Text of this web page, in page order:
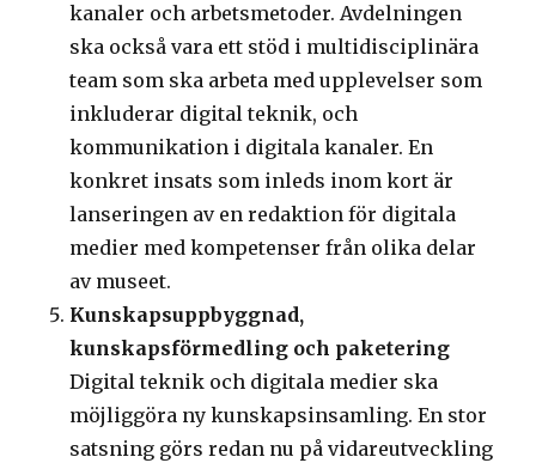
kanaler och arbetsmetoder. Avdelningen
ska också vara ett stöd i multidisciplinära
team som ska arbeta med upplevelser som
inkluderar digital teknik, och
kommunikation i digitala kanaler. En
konkret insats som inleds inom kort är
lanseringen av en redaktion för digitala
medier med kompetenser från olika delar
av museet.
Kunskapsuppbyggnad,
kunskapsförmedling och paketering
Digital teknik och digitala medier ska
möjliggöra ny kunskapsinsamling. En stor
satsning görs redan nu på vidareutveckling